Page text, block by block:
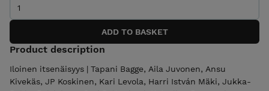
Product description
Iloinen itsenäisyys | Tapani Bagge, Aila Juvonen, Ansu
Kivekäs, JP Koskinen, Kari Levola, Harri István Mäki, Jukka-